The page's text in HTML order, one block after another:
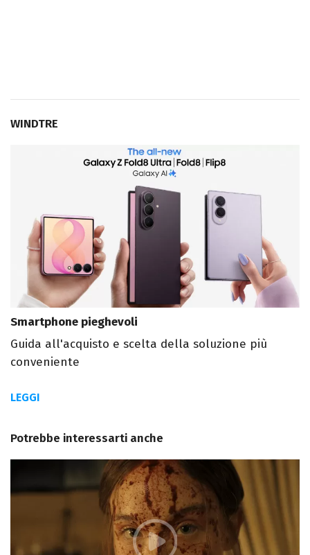
WINDTRE
Smartphone pieghevoli
Guida all'acquisto e scelta della soluzione più
conveniente
LEGGI
Potrebbe interessarti anche